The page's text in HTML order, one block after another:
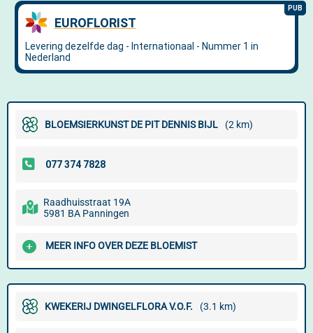
BLOEMSIERKUNST DE PIT DENNIS BIJL (2 km)
Raadhuisstraat 19A
5981 BA Panningen
MEER INFO OVER DEZE BLOEMIST
KWEKERIJ DWINGELFLORA V.O.F. (3.1 km)